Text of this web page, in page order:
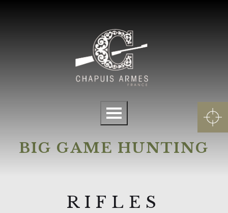
Menu
BIG GAME HUNTING
RIFLES